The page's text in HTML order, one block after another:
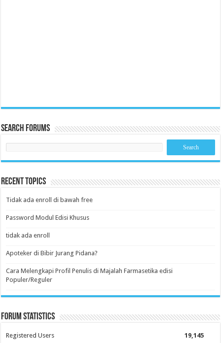
Search Forums
Recent Topics
Tidak ada enroll di bawah free
Password Modul Edisi Khusus
tidak ada enroll
Apoteker di Bibir Jurang Pidana?
Cara Melengkapi Profil Penulis di Majalah Farmasetika edisi
Populer/Reguler
Forum Statistics
Registered Users 19,145